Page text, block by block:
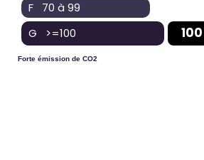
F 70 à 99
G >=100
100
Forte émission de CO2